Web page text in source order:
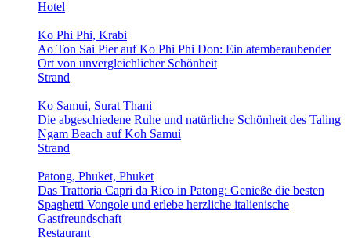
Hotel
Ko Phi Phi, Krabi
Ao Ton Sai Pier auf Ko Phi Phi Don: Ein atemberaubender
Ort von unvergleichlicher Schönheit
Strand
Ko Samui, Surat Thani
Die abgeschiedene Ruhe und natürliche Schönheit des Taling
Ngam Beach auf Koh Samui
Strand
Patong, Phuket, Phuket
Das Trattoria Capri da Rico in Patong: Genieße die besten
Spaghetti Vongole und erlebe herzliche italienische
Gastfreundschaft
Restaurant